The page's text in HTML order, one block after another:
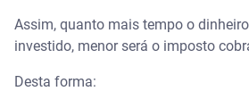
Assim, quanto mais tempo o
investido, menor será o imposto
Desta forma: